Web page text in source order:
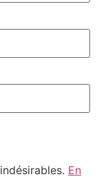
En